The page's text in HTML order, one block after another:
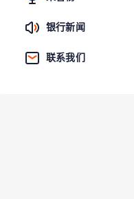
银行新闻
联系我们